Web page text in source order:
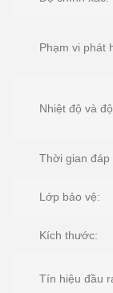
Phạm vi phát
Nhiệt độ và
Thời gian đáp
Lớp bảo vệ:
Kích thước:
Tín hiệu đầu